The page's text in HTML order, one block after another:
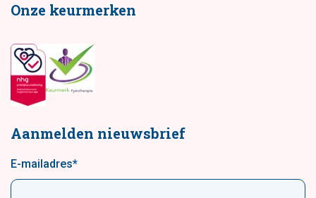
Onze keurmerken
Aanmelden nieuwsbrief
E-mailadres*